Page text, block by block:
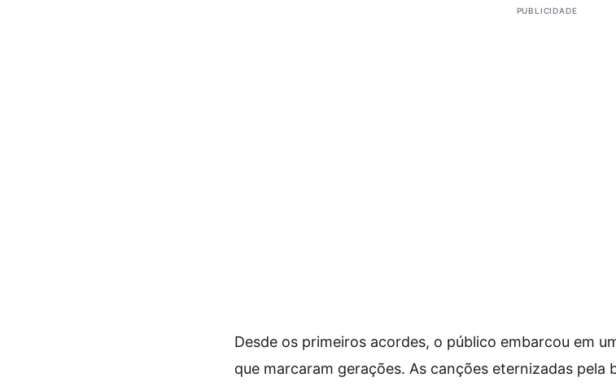
PUBLICIDADE
Desde os primeiros acordes, o público embarcou em
que marcaram gerações. As canções eternizadas pela